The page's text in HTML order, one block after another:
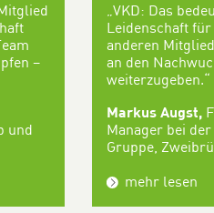
–
und
„VKD: Das
Leidenschaft
anderen
an den
weiterzugeben.“
Markus Augst,
Manager bei
Gruppe,
mehr lesen